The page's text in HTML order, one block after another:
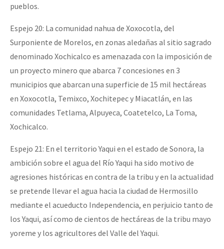
pueblos.
Espejo 20: La comunidad nahua de Xoxocotla, del
Surponiente de Morelos, en zonas aledañas al sitio sagrado
denominado Xochicalco es amenazada con la imposición de
un proyecto minero que abarca 7 concesiones en 3
municipios que abarcan una superficie de 15 mil hectáreas
en Xoxocotla, Temixco, Xochitepec y Miacatlán, en las
comunidades Tetlama, Alpuyeca, Coatetelco, La Toma,
Xochicalco.
Espejo 21: En el territorio Yaqui en el estado de Sonora, la
ambición sobre el agua del Río Yaqui ha sido motivo de
agresiones históricas en contra de la tribu y en la actualidad
se pretende llevar el agua hacia la ciudad de Hermosillo
mediante el acueducto Independencia, en perjuicio tanto de
los Yaqui, así como de cientos de hectáreas de la tribu mayo
yoreme y los agricultores del Valle del Yaqui.